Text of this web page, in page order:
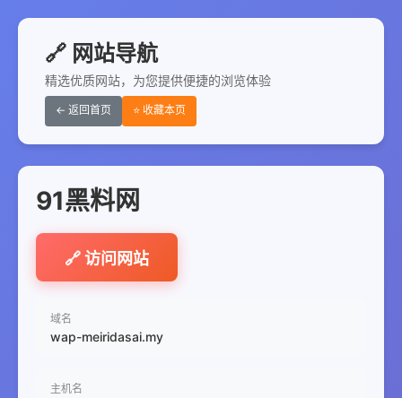
🔗 网站导航
精选优质网站，为您提供便捷的浏览体验
← 返回首页 ⭐ 收藏本页
91黑料网
🔗 访问网站
域名
wap-meiridasai.my
主机名